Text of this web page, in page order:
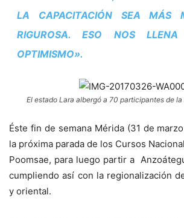
LA CAPACITACIÓN SEA MÁS
RIGUROSA. ESO NOS
OPTIMISMO».
El estado Lara albergó a 70 participantes de
Éste fin de semana Mérida (31 de
la próxima parada de los Cursos
Poomsae, para luego partir a
cumpliendo así con la regionalización
y oriental.